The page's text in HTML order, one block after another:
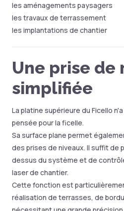
les aménagements paysagers
les travaux de terrassement
les implantations de chantier
Une prise de
simplifiée
La platine supérieure du Ficello
pensée pour la ficelle.
Sa surface plane permet
des prises de niveaux. Il suffit de
dessus du système et de
laser de chantier.
Cette fonction est
réalisation de terrasses, de